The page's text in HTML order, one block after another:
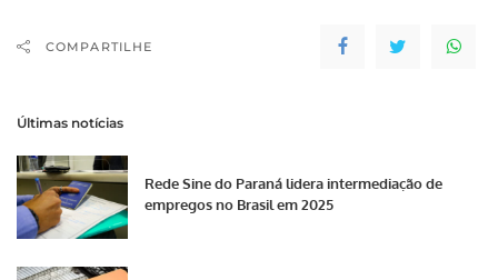
COMPARTILHE
Últimas notícias
Rede Sine do Paraná lidera intermediação de
empregos no Brasil em 2025